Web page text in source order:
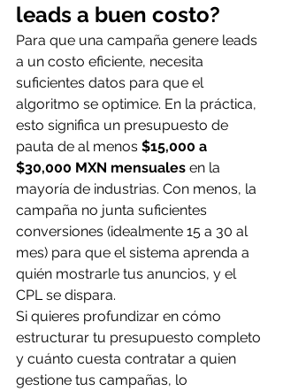
leads a buen costo?
Para que una campaña genere leads
a un costo eficiente, necesita
suficientes datos para que el
algoritmo se optimice. En la práctica,
esto significa un presupuesto de
pauta de al menos $15,000 a
$30,000 MXN mensuales en la
mayoría de industrias. Con menos, la
campaña no junta suficientes
conversiones (idealmente 15 a 30 al
mes) para que el sistema aprenda a
quién mostrarle tus anuncios, y el
CPL se dispara.
Si quieres profundizar en cómo
estructurar tu presupuesto completo
y cuánto cuesta contratar a quien
gestione tus campañas, lo